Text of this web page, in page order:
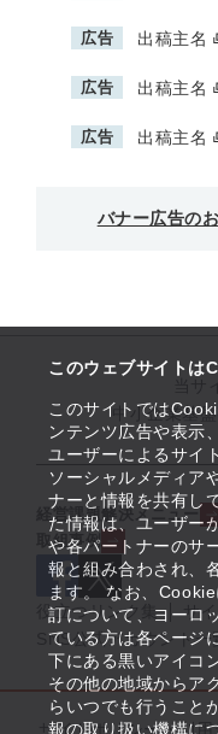
このウェブサイトは
このサイトでは
ンテンツ広告や表示
ユーザーによるサイ
ソーシャルメディア
ナーと情報を共有し
た情報は、ユーザー
や各パートナーのサ
報と組み合わされ、
ます。 なお、
訂について、ヨーロ
ている方は各ページ
下にある黒いアイコ
その他の地域からア
らいつでも行うこと
報の取り扱い機構に
広告 出稿主名
広告 出稿主名
広告 出稿主名
バナー広告の
中小企業基
経営課題解決メニュー
取組事例
役立つリンク集 サ
SNS公式アカウント一
サイトポリシー・利